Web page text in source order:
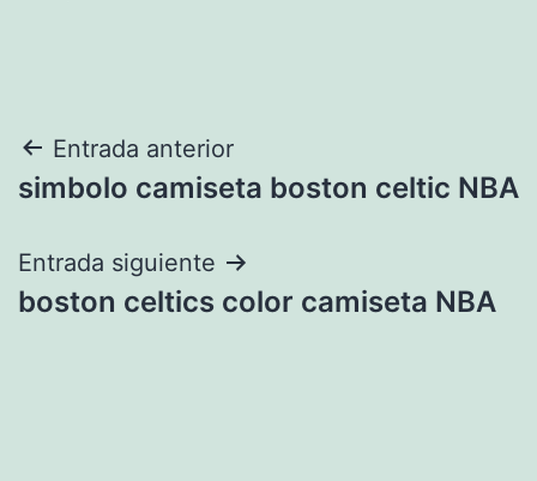
Navegación
de
entradas
Entrada anterior
simbolo camiseta boston celtic NBA
Entrada siguiente
boston celtics color camiseta NBA